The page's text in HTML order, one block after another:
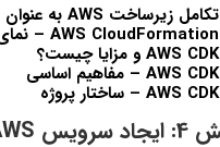
تکامل زيرساخت AWS به عنوان کد
AWS CloudFormation – نماي کلي
AWS CDK و مزايا چيست؟
AWS CDK – مفاهيم اساسي
AWS CDK – ساختار پروژه